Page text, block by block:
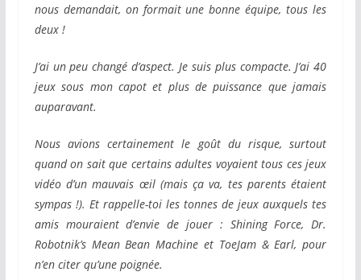
nous demandait, on formait une bonne équipe, tous les
deux !
J’ai un peu changé d’aspect. Je suis plus compacte. J’ai 40
jeux sous mon capot et plus de puissance que jamais
auparavant.
Nous avions certainement le goût du risque, surtout
quand on sait que certains adultes voyaient tous ces jeux
vidéo d’un mauvais œil (mais ça va, tes parents étaient
sympas !). Et rappelle-toi les tonnes de jeux auxquels tes
amis mouraient d’envie de jouer : Shining Force, Dr.
Robotnik’s Mean Bean Machine et ToeJam & Earl, pour
n’en citer qu’une poignée.